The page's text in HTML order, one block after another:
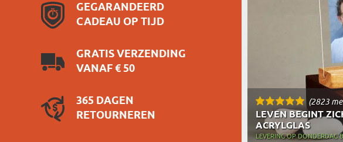
GEGARANDEERD
CADEAU OP TIJD
GRATIS VERZENDING
VANAF € 50
365 DAGEN
RETOURNEREN
(2823
LEVEN BEGINT
ACRYLGLAS
LEVERING OP DONDERDAG